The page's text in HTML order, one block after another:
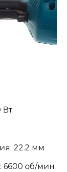
Вт
22.2 мм
6600 об/мин